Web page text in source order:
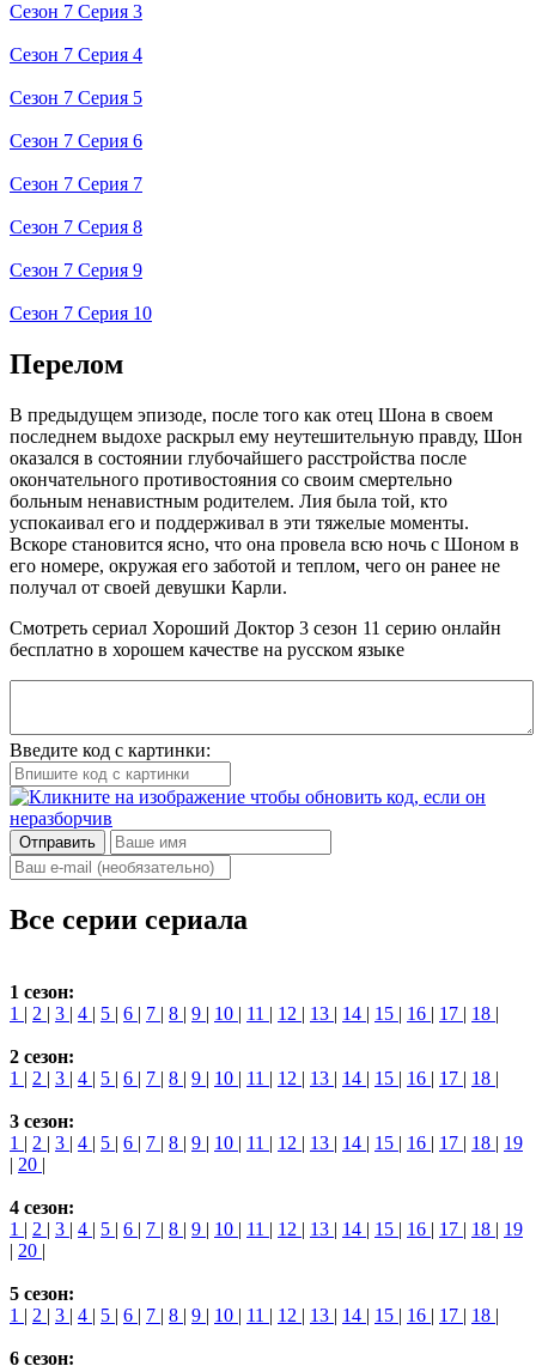
Сезон 7 Серия 3
Сезон 7 Серия 4
Сезон 7 Серия 5
Сезон 7 Серия 6
Сезон 7 Серия 7
Сезон 7 Серия 8
Сезон 7 Серия 9
Сезон 7 Серия 10
Перелом
В предыдущем эпизоде, после того как отец Шона в своем
последнем выдохе раскрыл ему неутешительную правду, Шон
оказался в состоянии глубочайшего расстройства после
окончательного противостояния со своим смертельно
больным ненавистным родителем. Лия была той, кто
успокаивал его и поддерживал в эти тяжелые моменты.
Вскоре становится ясно, что она провела всю ночь с Шоном в
его номере, окружая его заботой и теплом, чего он ранее не
получал от своей девушки Карли.
Смотреть сериал Хороший Доктор 3 сезон 11 серию онлайн
бесплатно в хорошем качестве на русском языке
Введите код с картинки:
Отправить
Все серии сериала
1 сезон:
1 | 2 | 3 | 4 | 5 | 6 | 7 | 8 | 9 | 10 | 11 | 12 | 13 | 14 | 15 | 16 | 17 | 18 |
2 сезон:
1 | 2 | 3 | 4 | 5 | 6 | 7 | 8 | 9 | 10 | 11 | 12 | 13 | 14 | 15 | 16 | 17 | 18 |
3 сезон:
1 | 2 | 3 | 4 | 5 | 6 | 7 | 8 | 9 | 10 | 11 | 12 | 13 | 14 | 15 | 16 | 17 | 18 | 19
| 20 |
4 сезон:
1 | 2 | 3 | 4 | 5 | 6 | 7 | 8 | 9 | 10 | 11 | 12 | 13 | 14 | 15 | 16 | 17 | 18 | 19
| 20 |
5 сезон:
1 | 2 | 3 | 4 | 5 | 6 | 7 | 8 | 9 | 10 | 11 | 12 | 13 | 14 | 15 | 16 | 17 | 18 |
6 сезон: